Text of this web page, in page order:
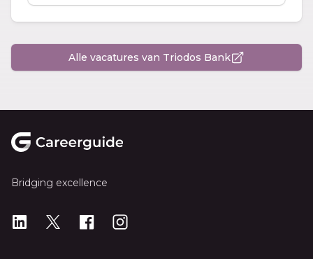
Alle vacatures van Triodos Bank
Bridging excellence
LinkedIn
X Instagram